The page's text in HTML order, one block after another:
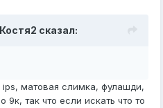
Костя2 сказал:
ips, матовая слимка, фулашди,
9к, так что если искать что то